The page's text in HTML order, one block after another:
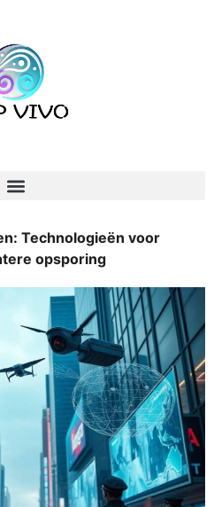
Technologieën voor
opsporing